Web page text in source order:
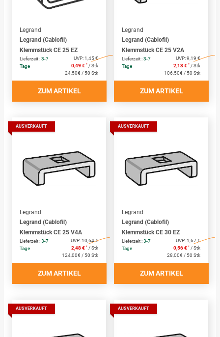
Legrand
Legrand (Cablofil)
Klemmstück CE 25 EZ
Lieferzeit :3-7
Tage
UVP:1,45 €
0,49 € * / Stk
24,50€ / 50 Stk
ZUM ARTIKEL
Legrand
Legrand (Cablofil)
Klemmstück CE 25 V2A
Lieferzeit :3-7
Tage
UVP:9,19 €
2,13 € * / Stk
106,50€ / 50 Stk
ZUM ARTIKEL
AUSVERKAUFT
Legrand
Legrand (Cablofil)
Klemmstück CE 25 V4A
Lieferzeit :3-7
Tage
UVP:10,64 €
2,48 € * / Stk
124,00€ / 50 Stk
ZUM ARTIKEL
AUSVERKAUFT
Legrand
Legrand (Cablofil)
Klemmstück CE 30 EZ
Lieferzeit :3-7
Tage
UVP:1,67 €
0,56 € * / Stk
28,00€ / 50 Stk
ZUM ARTIKEL
AUSVERKAUFT AUSVERKAUFT